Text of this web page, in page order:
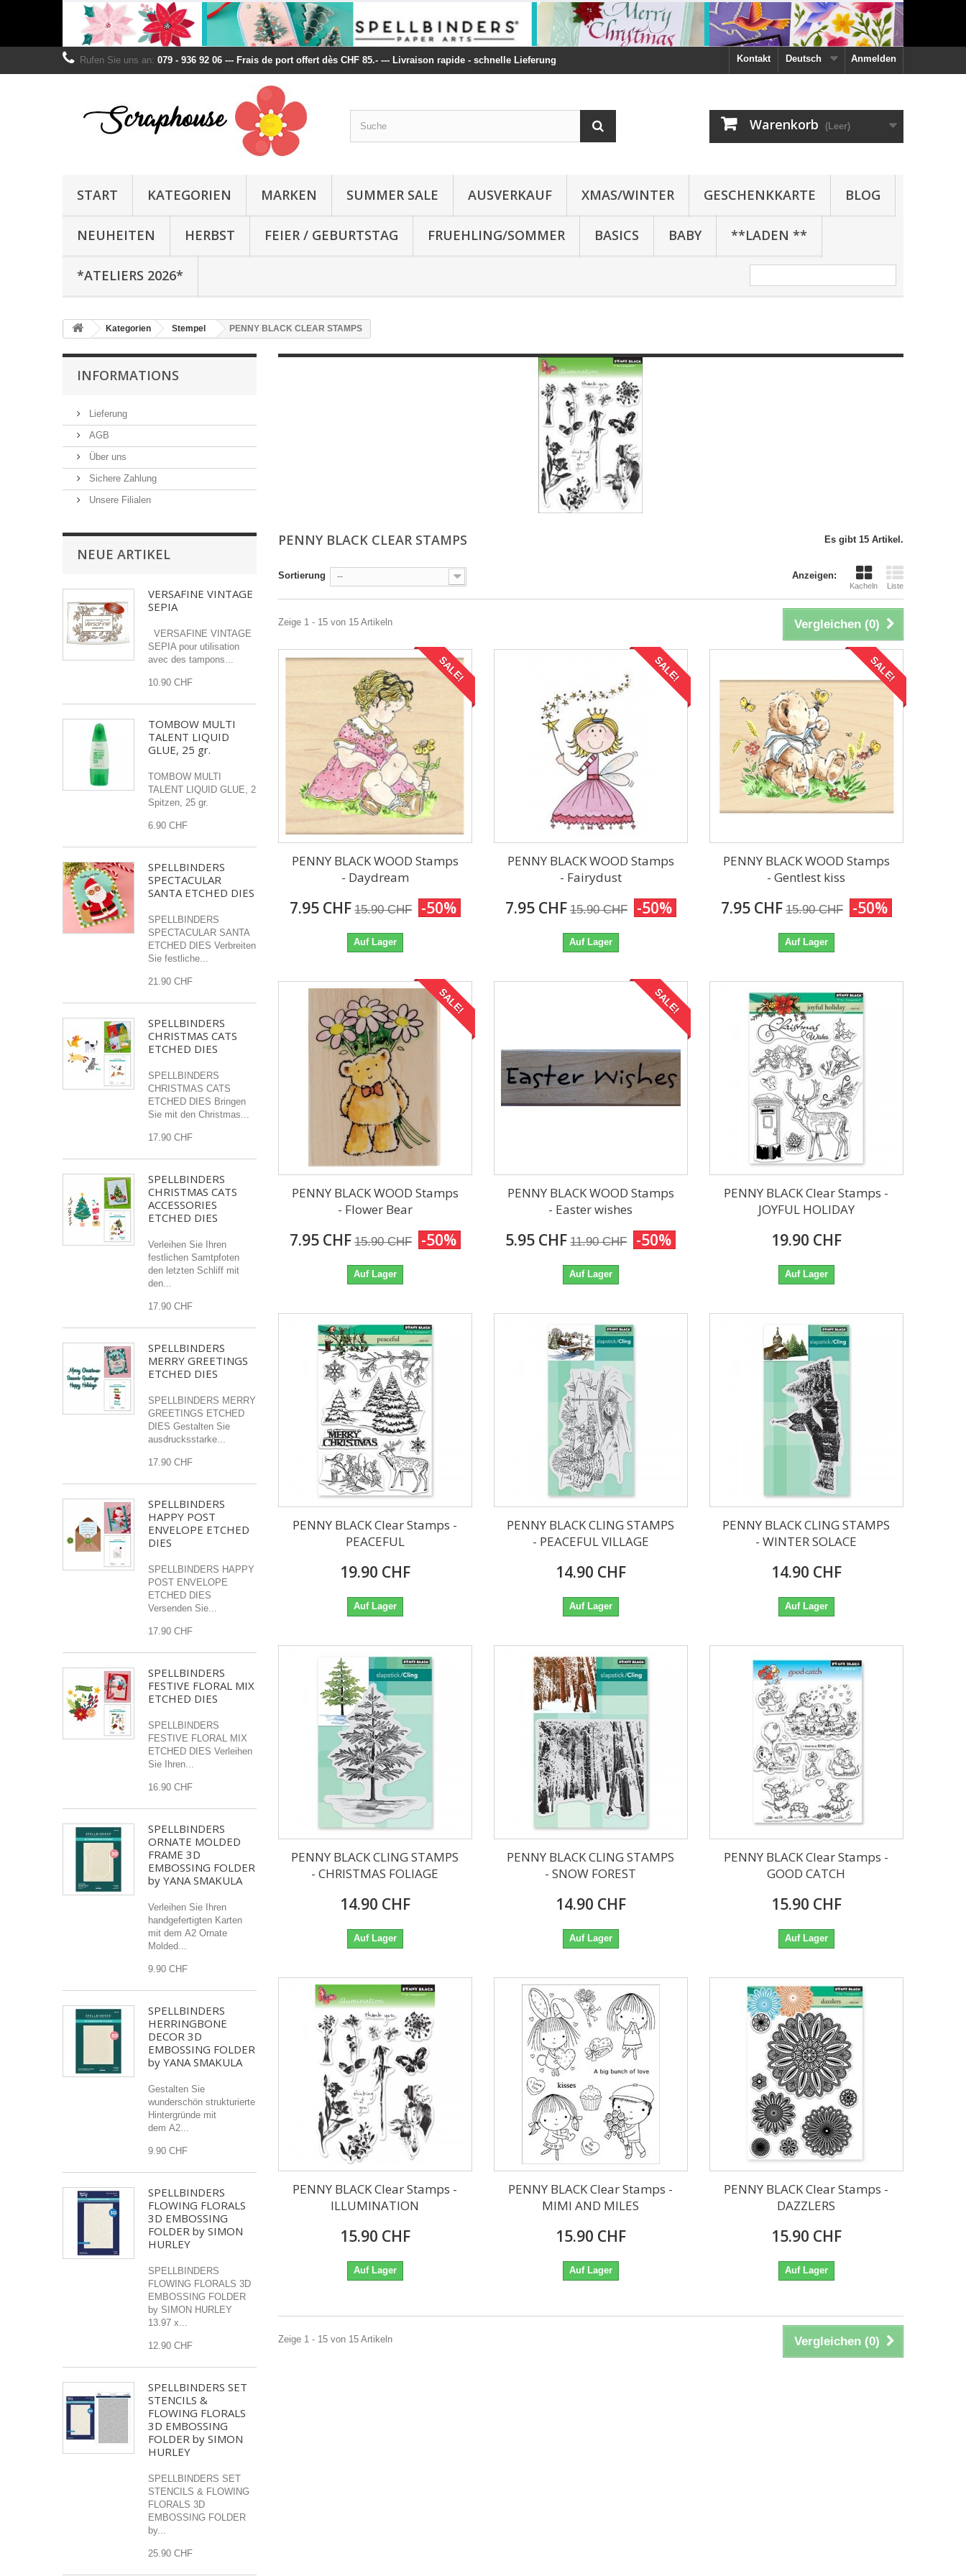
Anmelden
Deutsch
Kontakt
Rufen Sie uns an: 079 - 936 92 06 --- Frais de port offert dès CHF 85.- --- Livraison rapide - schnelle Lieferung
Warenkorb (Leer)
START KATEGORIEN MARKEN SUMMER SALE AUSVERKAUF XMAS/WINTER GESCHENKKARTE BLOG
NEUHEITEN HERBST FEIER / GEBURTSTAG FRUEHLING/SOMMER BASICS BABY **LADEN **
*ATELIERS 2026*
Kategorien Stempel PENNY BLACK CLEAR STAMPS
INFORMATIONS
Lieferung
AGB
Über uns
Sichere Zahlung
Unsere Filialen
NEUE ARTIKEL
VERSAFINE VINTAGE
SEPIA
VERSAFINE VINTAGE
SEPIA pour utilisation
avec des tampons...
10.90 CHF
TOMBOW MULTI
TALENT LIQUID
GLUE, 25 gr.
TOMBOW MULTI
TALENT LIQUID GLUE, 2
Spitzen, 25 gr.
6.90 CHF
SPELLBINDERS
SPECTACULAR
SANTA ETCHED DIES
SPELLBINDERS
SPECTACULAR SANTA
ETCHED DIES Verbreiten
Sie festliche...
21.90 CHF
SPELLBINDERS
CHRISTMAS CATS
ETCHED DIES
SPELLBINDERS
CHRISTMAS CATS
ETCHED DIES Bringen
Sie mit den Christmas...
17.90 CHF
SPELLBINDERS
CHRISTMAS CATS
ACCESSORIES
ETCHED DIES
Verleihen Sie Ihren
festlichen Samtpfoten
den letzten Schliff mit
den...
17.90 CHF
SPELLBINDERS
MERRY GREETINGS
ETCHED DIES
SPELLBINDERS MERRY
GREETINGS ETCHED
DIES Gestalten Sie
ausdrucksstarke...
17.90 CHF
SPELLBINDERS
HAPPY POST
ENVELOPE ETCHED
DIES
SPELLBINDERS HAPPY
POST ENVELOPE
ETCHED DIES
Versenden Sie...
17.90 CHF
SPELLBINDERS
FESTIVE FLORAL MIX
ETCHED DIES
SPELLBINDERS
FESTIVE FLORAL MIX
ETCHED DIES Verleihen
Sie Ihren...
16.90 CHF
SPELLBINDERS
ORNATE MOLDED
FRAME 3D
EMBOSSING FOLDER
by YANA SMAKULA
Verleihen Sie Ihren
handgefertigten Karten
mit dem A2 Ornate
Molded...
9.90 CHF
SPELLBINDERS
HERRINGBONE
DECOR 3D
EMBOSSING FOLDER
by YANA SMAKULA
Gestalten Sie
wunderschön strukturierte
Hintergründe mit
dem A2...
9.90 CHF
SPELLBINDERS
FLOWING FLORALS
3D EMBOSSING
FOLDER by SIMON
HURLEY
SPELLBINDERS
FLOWING FLORALS 3D
EMBOSSING FOLDER
by SIMON HURLEY
13.97 x...
12.90 CHF
SPELLBINDERS SET
STENCILS &
FLOWING FLORALS
3D EMBOSSING
FOLDER by SIMON
HURLEY
SPELLBINDERS SET
STENCILS & FLOWING
FLORALS 3D
EMBOSSING FOLDER
by...
25.90 CHF
PENNY BLACK CLEAR STAMPS Es gibt 15 Artikel.
Anzeigen:
Kacheln Liste
Sortierung --
Vergleichen (0)
Zeige 1 - 15 von 15 Artikeln
SALE!
PENNY BLACK WOOD Stamps
- Daydream
7.95 CHF 15.90 CHF -50%
Auf Lager
SALE!
PENNY BLACK WOOD Stamps
- Fairydust
7.95 CHF 15.90 CHF -50%
Auf Lager
SALE!
PENNY BLACK WOOD Stamps
- Gentlest kiss
7.95 CHF 15.90 CHF -50%
Auf Lager
SALE!
PENNY BLACK WOOD Stamps
- Flower Bear
7.95 CHF 15.90 CHF -50%
Auf Lager
SALE!
PENNY BLACK WOOD Stamps
- Easter wishes
5.95 CHF 11.90 CHF -50%
Auf Lager
PENNY BLACK Clear Stamps -
JOYFUL HOLIDAY
19.90 CHF
Auf Lager
PENNY BLACK Clear Stamps -
PEACEFUL
19.90 CHF
Auf Lager
PENNY BLACK CLING STAMPS
- PEACEFUL VILLAGE
14.90 CHF
Auf Lager
PENNY BLACK CLING STAMPS
- WINTER SOLACE
14.90 CHF
Auf Lager
PENNY BLACK CLING STAMPS
- CHRISTMAS FOLIAGE
14.90 CHF
Auf Lager
PENNY BLACK CLING STAMPS
- SNOW FOREST
14.90 CHF
Auf Lager
PENNY BLACK Clear Stamps -
GOOD CATCH
15.90 CHF
Auf Lager
PENNY BLACK Clear Stamps -
ILLUMINATION
15.90 CHF
Auf Lager
PENNY BLACK Clear Stamps -
MIMI AND MILES
15.90 CHF
Auf Lager
PENNY BLACK Clear Stamps -
DAZZLERS
15.90 CHF
Auf Lager
Vergleichen (0)
Zeige 1 - 15 von 15 Artikeln